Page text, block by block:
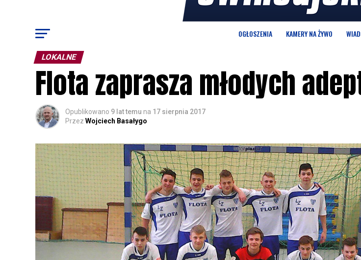
OGŁOSZENIA KAMERY NA ŻYWO
LOKALNE
Flota zaprasza młodych
Opublikowano 9 lat temu na 17 sierpnia 2017
Przez Wojciech Basałygo